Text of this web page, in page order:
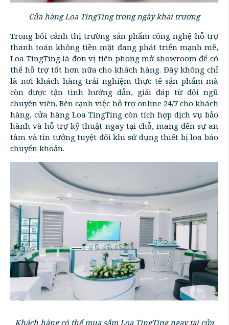
Cửa hàng Loa TingTing trong ngày khai trương
Trong bối cảnh thị trường sản phẩm công nghệ hỗ trợ
thanh toán không tiền mặt đang phát triển mạnh mẽ,
Loa TingTing là đơn vị tiên phong mở showroom để có
thể hỗ trợ tốt hơn nữa cho khách hàng. Đây không chỉ
là nơi khách hàng trải nghiệm thực tế sản phẩm mà
còn được tận tình hướng dẫn, giải đáp từ đội ngũ
chuyên viên. Bên cạnh việc hỗ trợ online 24/7 cho khách
hàng, cửa hàng Loa TingTing còn tích hợp dịch vụ bảo
hành và hỗ trợ kỹ thuật ngay tại chỗ, mang đến sự an
tâm và tin tưởng tuyệt đối khi sử dụng thiết bị loa báo
chuyển khoản.
Khách hàng có thể mua sắm Loa TingTing ngay tại cửa